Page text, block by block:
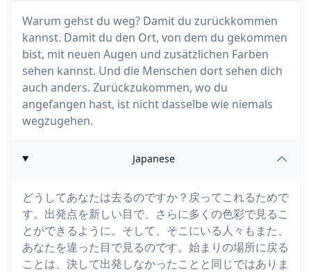
Warum gehst du weg? Damit du zurückkommen
kannst. Damit du den Ort, von dem du gekommen
bist, mit neuen Augen und zusätzlichen Farben
sehen kannst. Und die Menschen dort sehen dich
auch anders. Zurückzukommen, wo du
angefangen hast, ist nicht dasselbe wie niemals
wegzugehen.
Japanese
どうしてあなたは去るのですか？戻ってこれるためで
す。出発点を新しい目で、さらに多くの色彩で見るこ
とができるように。そして、そこにいる人々もまた、
あなたを違った目で見るのです。始まりの場所に戻る
ことは、決して出発しなかったことと同じではありま